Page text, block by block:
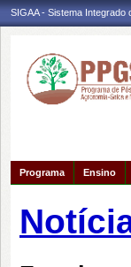
SIGAA - Sistema Integrado
Programa Ensino